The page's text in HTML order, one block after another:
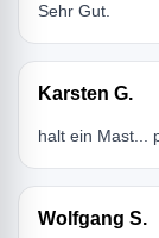
Sehr Gut.
Karsten G.
halt ein Mast...
Wolfgang S.